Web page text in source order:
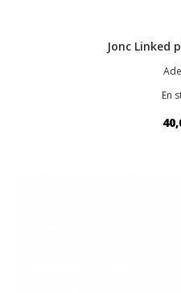
Jonc Linked
En